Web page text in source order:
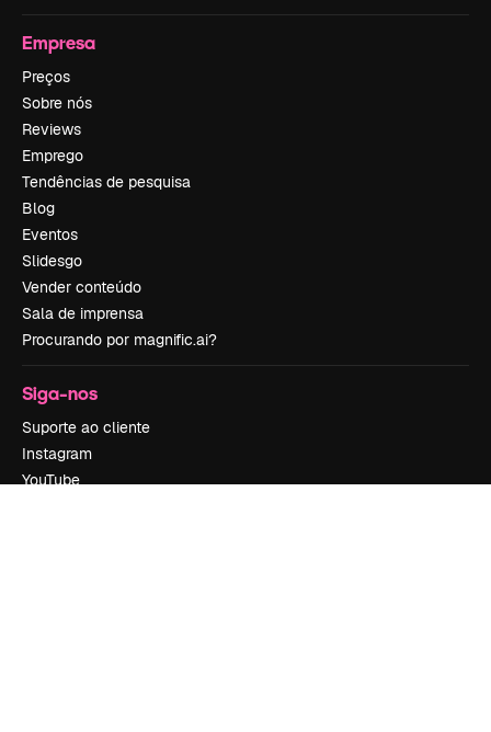
Empresa
Preços
Sobre nós
Reviews
Emprego
Tendências de pesquisa
Blog
Eventos
Slidesgo
Vender conteúdo
Sala de imprensa
Procurando por magnific.ai?
Siga-nos
Suporte ao cliente
Instagram
YouTube